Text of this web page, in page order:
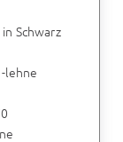
Schwarz
lehne